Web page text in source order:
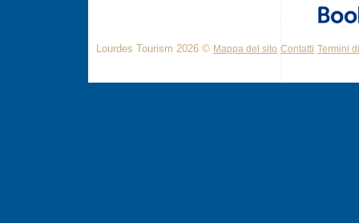
Lourdes Tourism 2026 © Mappa del sito Contatti Termini